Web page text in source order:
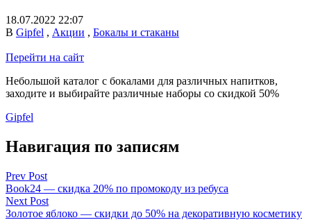
18.07.2022 22:07
В Gipfel , Акции , Бокалы и стаканы
Перейти на сайт
Небольшой каталог с бокалами для различных напитков,
заходите и выбирайте различные наборы со скидкой 50%
Gipfel
Навигация по записям
Prev Post
Book24 — скидка 20% по промокоду из ребуса
Next Post
Золотое яблоко — скидки до 50% на декоративную косметику